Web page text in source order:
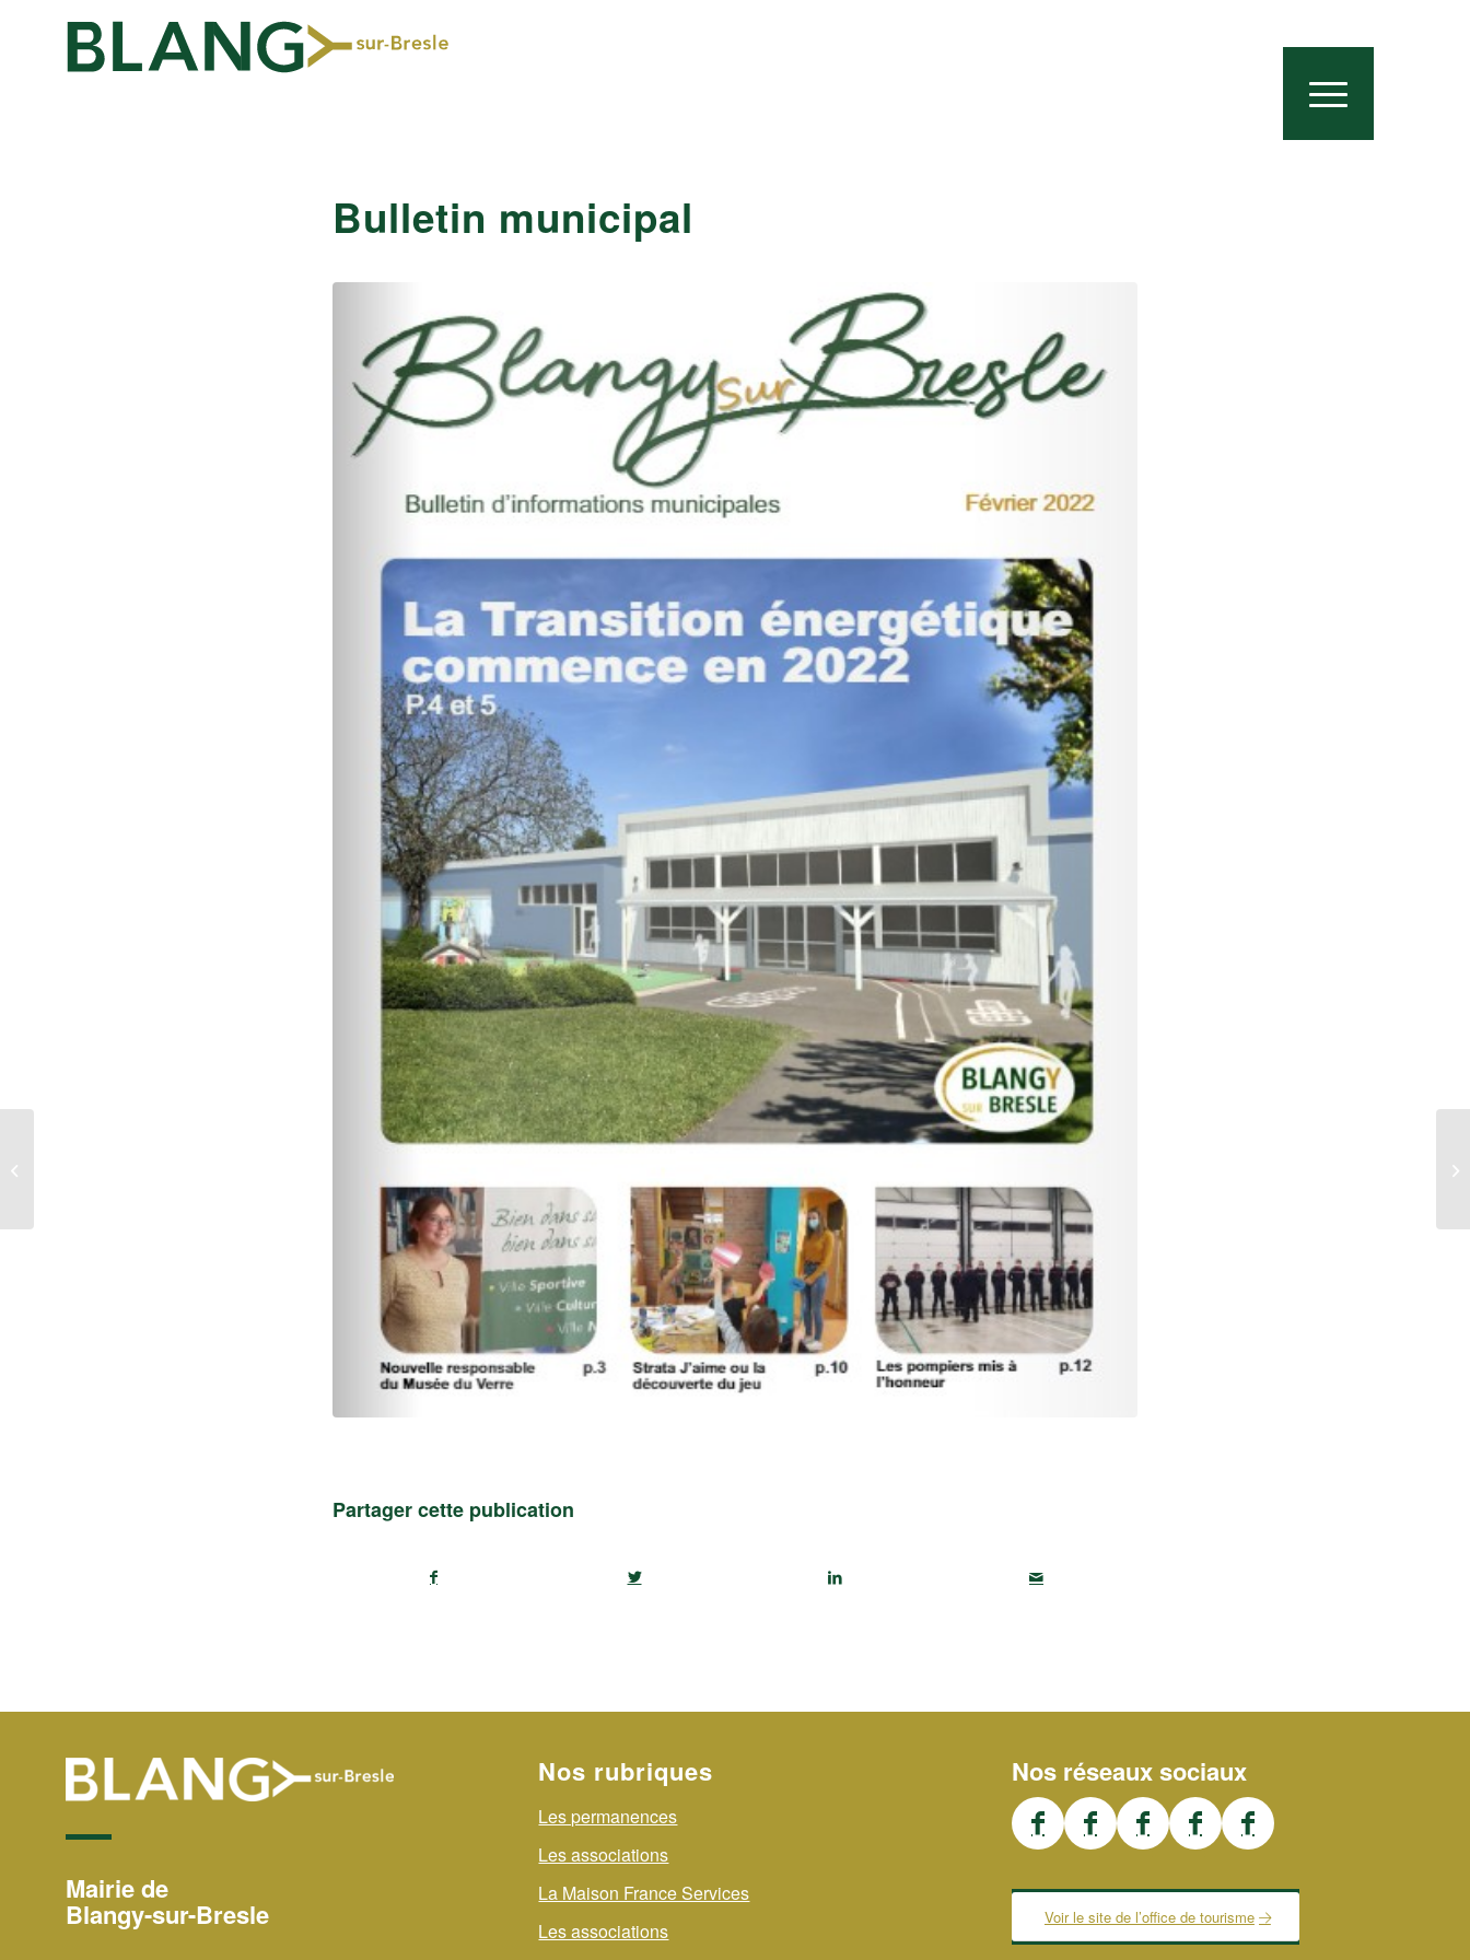
Bulletin municipal
Partager cette publication
Mairie de
Blangy-sur-Bresle
Nos rubriques
Les permanences
Les associations
La Maison France Services
Les associations
Nos réseaux sociaux
Voir le site de l’office de tourisme